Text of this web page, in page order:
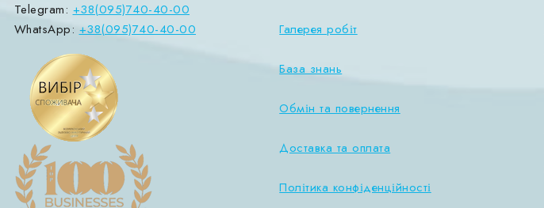
Telegram: +38(095)740-40-00
WhatsApp: +38(095)740-40-00 Галерея робіт
База знань
Обмін та повернення
Доставка та оплата
Політика конфіденційності